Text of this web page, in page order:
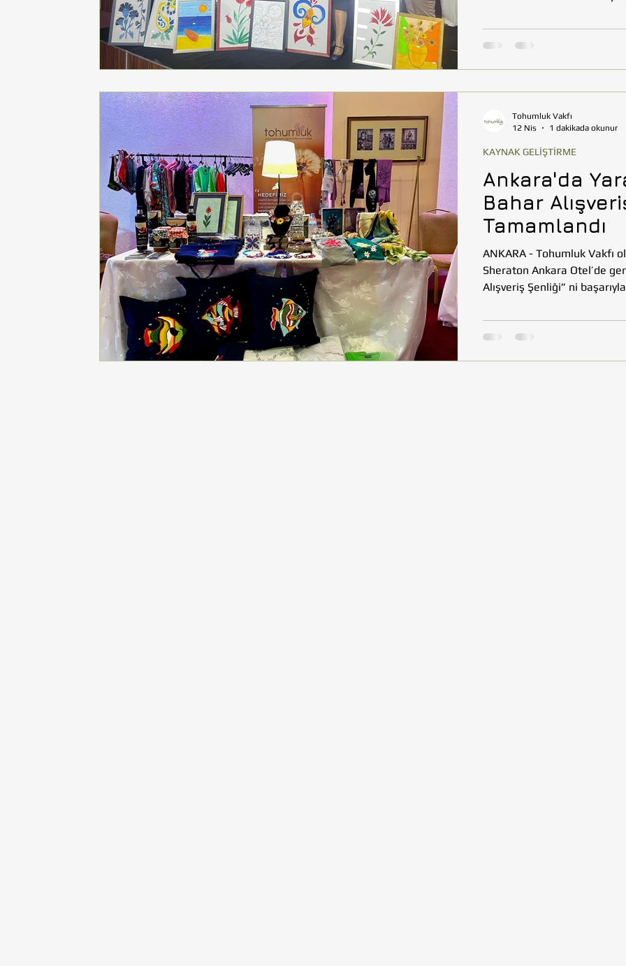
yaratıcılığıyla ortaya çıkan
desteklemek ve toplumsal
haz
Ankara'da
Bahar
Tamamlandı
ANKARA - Tohumluk Vakfı
Sheraton Ankara Otel’de
Alışveriş Şenliği” ni
sanatseverler ve
ürünler değil, aynı zamanda
KAYNAK GELİŞTİRME
Tohumluk Vakfı
12 Nis
1 dakikada okunur